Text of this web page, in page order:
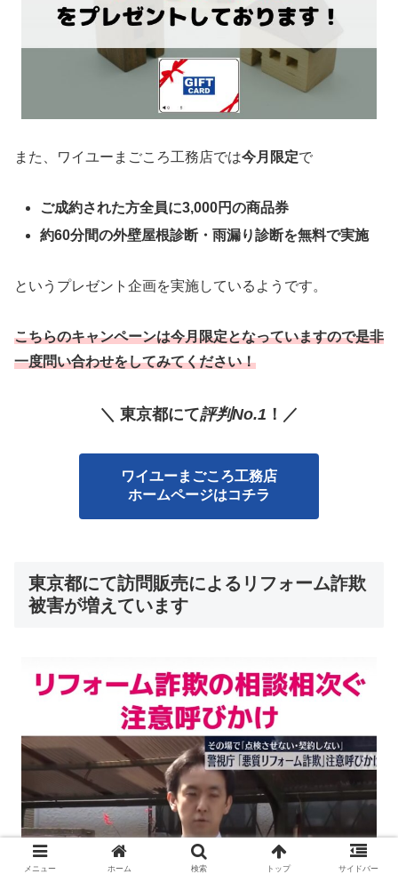
また、ワイユーまごころ工務店では今月限定で
ご成約された方全員に3,000円の商品券
約60分間の外壁屋根診断・雨漏り診断を無料で実施
というプレゼント企画を実施しているようです。
こちらのキャンペーンは今月限定となっていますので是非
一度問い合わせをしてみてください！
＼ 東京都にて評判No.1 ！／
ワイユーまごころ工務店
ホームページはコチラ
東京都にて訪問販売によるリフォーム詐欺
被害が増えています
メニュー ホーム 検索 トップ サイドバー